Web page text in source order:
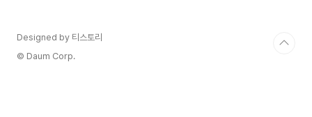
Designed by 티스토리
© Daum Corp.